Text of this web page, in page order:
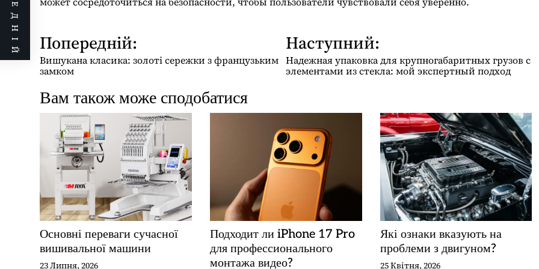
Н
а
в
і
г
а
п
и
с
Попередній:
Вишукана класика: золоті сережки з французьким
замком
Наступний:
Надежная упаковка для крупногабаритных грузов с
элементами из стекла: мой экспертный подход
Вам також може сподобатися
Основні переваги сучасної
вишивальної машини
23 Липня, 2026
Подходит ли iPhone 17 Pro
для профессионального
монтажа видео?
Які ознаки вказують на
проблеми з двигуном?
25 Квітня, 2026